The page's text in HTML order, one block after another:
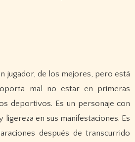
jugador, de los mejores, pero está
mal no estar en primeras
deportivos. Es un personaje con
ligereza en sus manifestaciones. Es
después de transcurrido